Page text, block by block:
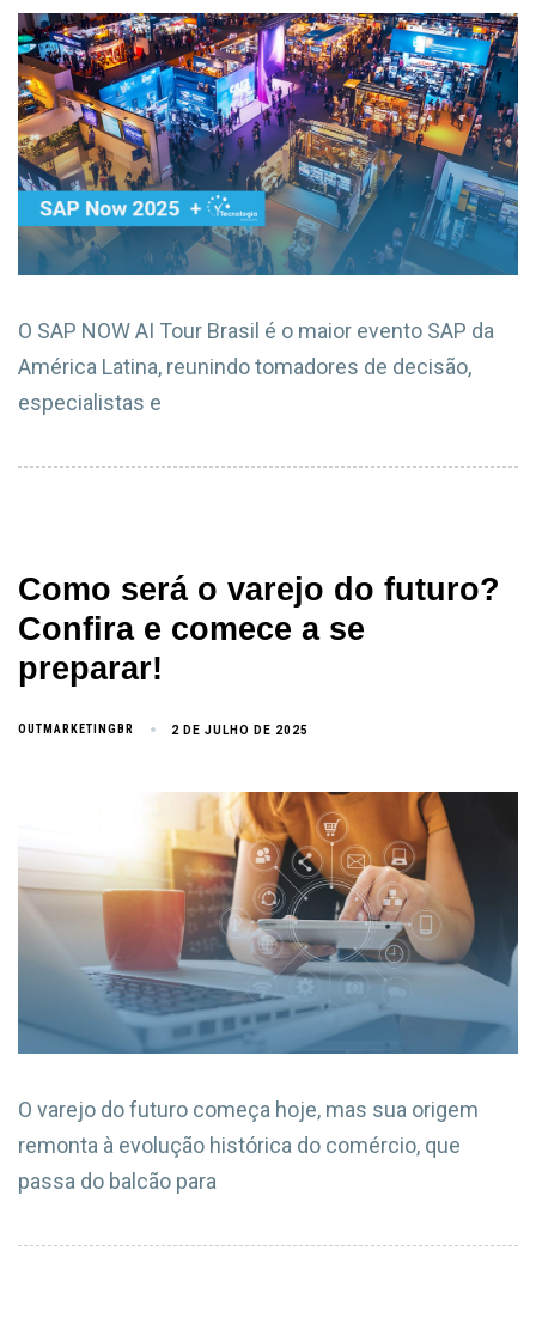
O SAP NOW AI Tour Brasil é o maior evento SAP da
América Latina, reunindo tomadores de decisão,
especialistas e
Como será o varejo do futuro?
Confira e comece a se
preparar!
OUTMARKETINGBR 2 DE JULHO DE 2025
O varejo do futuro começa hoje, mas sua origem
remonta à evolução histórica do comércio, que
passa do balcão para